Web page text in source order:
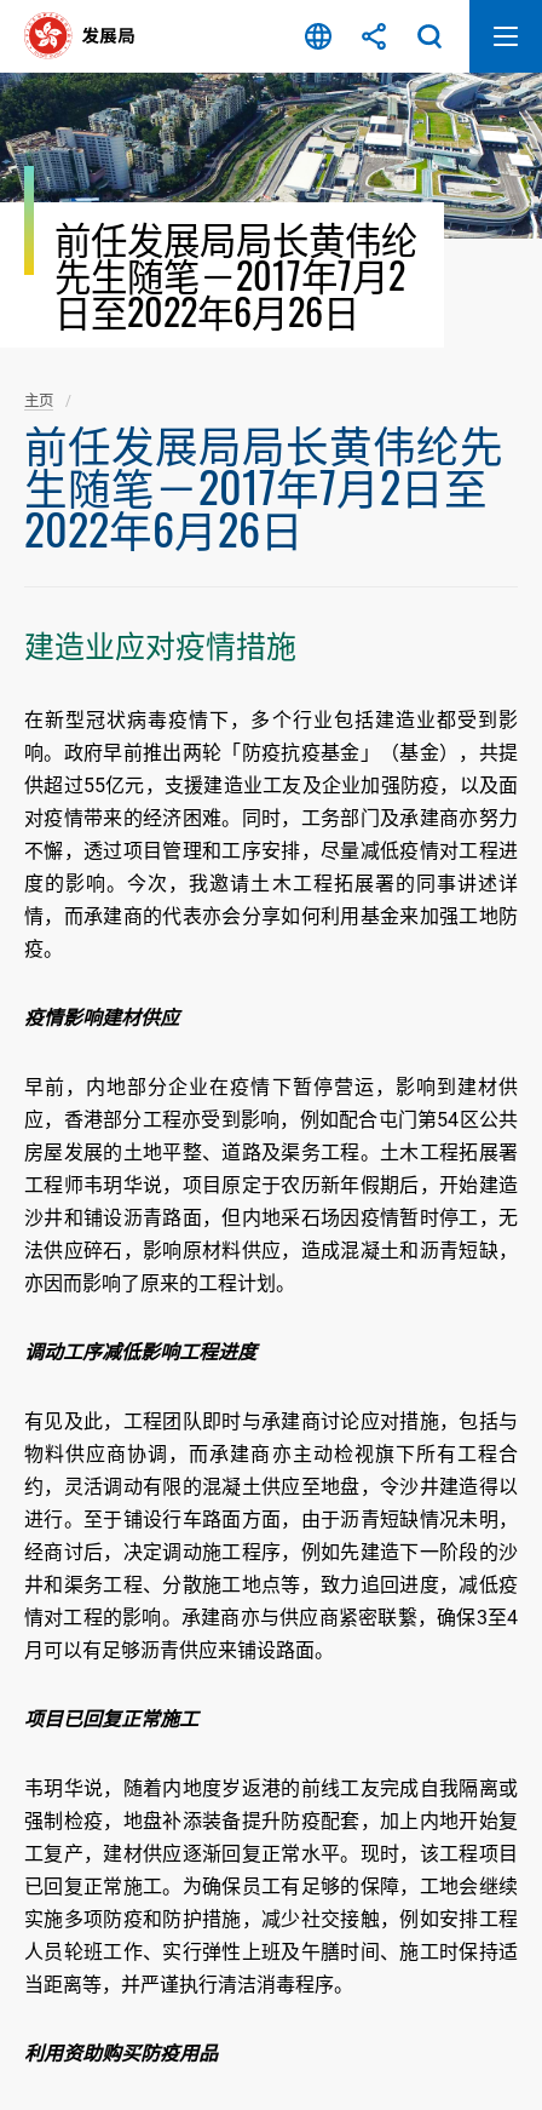
容
开
始
前任发展局局长黄伟纶
先生随笔－2017年7月2
日至2022年6月26日
主页
前任发展局局长黄伟纶先
生随笔－2017年7月2日至
2022年6月26日
建造业应对疫情措施
在新型冠状病毒疫情下，多个行业包括建造业都受到影
响。政府早前推出两轮「防疫抗疫基金」（基金），共提
供超过55亿元，支援建造业工友及企业加强防疫，以及面
对疫情带来的经济困难。同时，工务部门及承建商亦努力
不懈，透过项目管理和工序安排，尽量减低疫情对工程进
度的影响。今次，我邀请土木工程拓展署的同事讲述详
情，而承建商的代表亦会分享如何利用基金来加强工地防
疫。
疫情影响建材供应
早前，内地部分企业在疫情下暂停营运，影响到建材供
应，香港部分工程亦受到影响，例如配合屯门第54区公共
房屋发展的土地平整、道路及渠务工程。土木工程拓展署
工程师韦玥华说，项目原定于农历新年假期后，开始建造
沙井和铺设沥青路面，但内地采石场因疫情暂时停工，无
法供应碎石，影响原材料供应，造成混凝土和沥青短缺，
亦因而影响了原来的工程计划。
调动工序减低影响工程进度
有见及此，工程团队即时与承建商讨论应对措施，包括与
物料供应商协调，而承建商亦主动检视旗下所有工程合
约，灵活调动有限的混凝土供应至地盘，令沙井建造得以
进行。至于铺设行车路面方面，由于沥青短缺情况未明，
经商讨后，决定调动施工程序，例如先建造下一阶段的沙
井和渠务工程、分散施工地点等，致力追回进度，减低疫
情对工程的影响。承建商亦与供应商紧密联繋，确保3至4
月可以有足够沥青供应来铺设路面。
项目已回复正常施工
韦玥华说，随着内地度岁返港的前线工友完成自我隔离或
强制检疫，地盘补添装备提升防疫配套，加上内地开始复
工复产，建材供应逐渐回复正常水平。现时，该工程项目
已回复正常施工。为确保员工有足够的保障，工地会继续
实施多项防疫和防护措施，减少社交接触，例如安排工程
人员轮班工作、实行弹性上班及午膳时间、施工时保持适
当距离等，并严谨执行清洁消毒程序。
利用资助购买防疫用品